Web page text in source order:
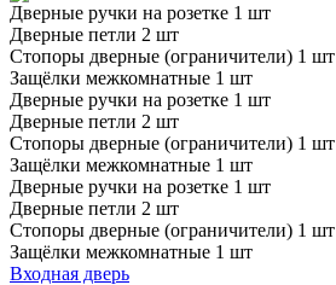
Дверные ручки на розетке 1 шт
Дверные петли 2 шт
Стопоры дверные (ограничители) 1 шт
Защёлки межкомнатные 1 шт
Дверные ручки на розетке 1 шт
Дверные петли 2 шт
Стопоры дверные (ограничители) 1 шт
Защёлки межкомнатные 1 шт
Дверные ручки на розетке 1 шт
Дверные петли 2 шт
Стопоры дверные (ограничители) 1 шт
Защёлки межкомнатные 1 шт
Входная дверь